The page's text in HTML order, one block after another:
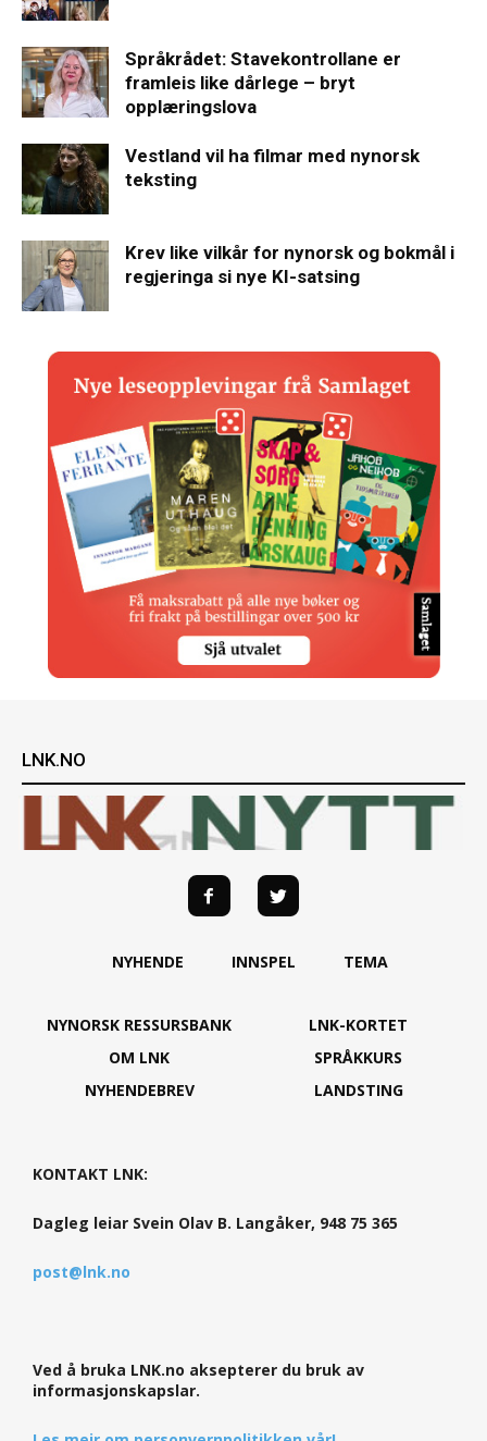
Språkrådet: Stavekontrollane er
framleis like dårlege – bryt
opplæringslova
Vestland vil ha filmar med nynorsk
teksting
Krev like vilkår for nynorsk og bokmål i
regjeringa si nye KI-satsing
LNK.NO
NYHENDE INNSPEL TEMA
NYNORSK RESSURSBANK
OM LNK
NYHENDEBREV
LNK-KORTET
SPRÅKKURS
LANDSTING
KONTAKT LNK:
Dagleg leiar Svein Olav B. Langåker, 948 75 365
post@lnk.no
Ved å bruka LNK.no aksepterer du bruk av
informasjonskapslar.